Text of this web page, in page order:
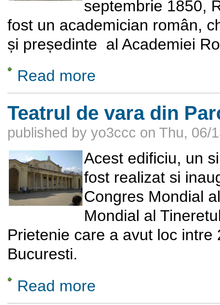
septembrie 1850,
fost un academician român,
și președinte al Academiei
Read more
Teatrul de vara din
published by yo3ccc on Thu, 06/
Acest edificiu, un
fost realizat si
Congres Mondial
Mondial al
Prietenie care a avut loc
Bucuresti.
Read more